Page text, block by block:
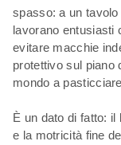
spasso: a un
lavorano entusiasti
evitare macchie
protettivo sul piano
mondo a
È un dato di fatto:
e la motricità fine